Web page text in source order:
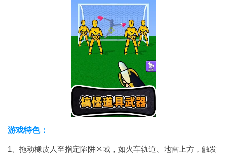
游戏特色：
1、拖动橡皮人至指定陷阱区域，如火车轨道、地雷上方，触发